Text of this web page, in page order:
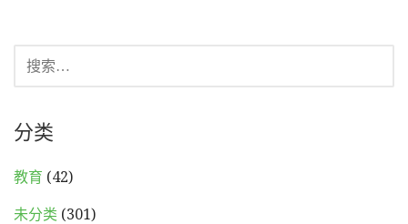
索：
分类
教育 (42)
未分类 (301)